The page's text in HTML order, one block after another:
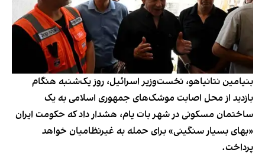
بنیامین نتانیاهو، نخست‌وزیر اسرائیل، روز یک‌شنبه هنگام
بازدید از محل اصابت موشک‌های جمهوری اسلامی به یک
ساختمان مسکونی در شهر بات یام، هشدار داد که حکومت ایران
«بهای بسیار سنگینی» برای حمله به غیرنظامیان خواهد
پرداخت.